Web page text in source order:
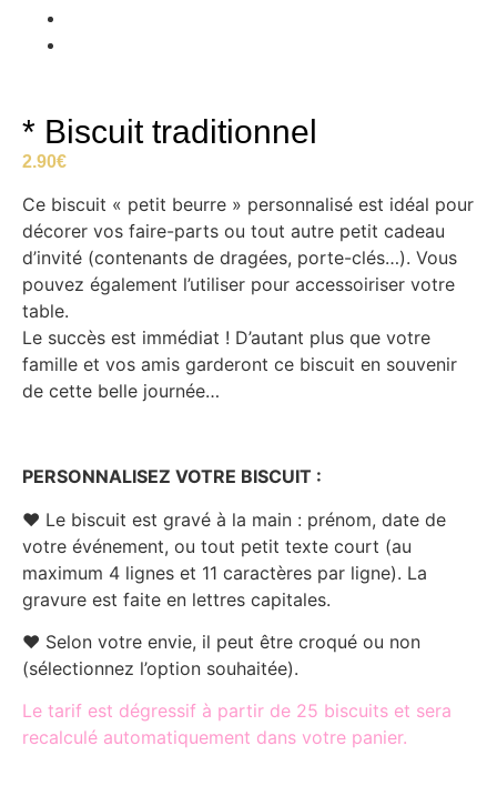
* Biscuit traditionnel
2.90€
Ce biscuit « petit beurre » personnalisé est idéal pour
décorer vos faire-parts ou tout autre petit cadeau
d’invité (contenants de dragées, porte-clés…). Vous
pouvez également l’utiliser pour accessoiriser votre
table.
Le succès est immédiat ! D’autant plus que votre
famille et vos amis garderont ce biscuit en souvenir
de cette belle journée…
PERSONNALISEZ VOTRE BISCUIT :
♥ Le biscuit est gravé à la main : prénom, date de
votre événement, ou tout petit texte court (au
maximum 4 lignes et 11 caractères par ligne). La
gravure est faite en lettres capitales.
♥ Selon votre envie, il peut être croqué ou non
(sélectionnez l’option souhaitée).
Le tarif est dégressif à partir de 25 biscuits et sera
recalculé automatiquement dans votre panier.